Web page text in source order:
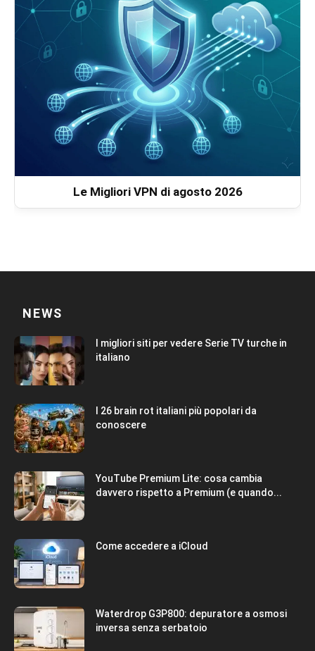
Le Migliori VPN di agosto 2026
NEWS
I migliori siti per vedere Serie TV turche in
italiano
I 26 brain rot italiani più popolari da
conoscere
YouTube Premium Lite: cosa cambia
davvero rispetto a Premium (e quando...
Come accedere a iCloud
Waterdrop G3P800: depuratore a osmosi
inversa senza serbatoio